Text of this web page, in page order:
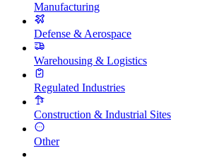
Manufacturing
Defense & Aerospace
Warehousing & Logistics
Regulated Industries
Construction & Industrial Sites
Other